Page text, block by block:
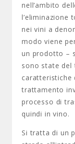
nell’ambito
l’eliminazione
nei vini a
modo viene
un prodotto –
sono state del
trattamento
processo di
quindi in vino.
Si tratta di un